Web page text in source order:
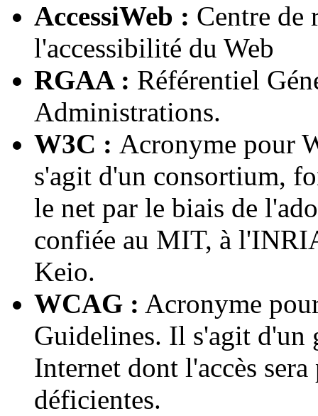
AccessiWeb : Centre de
l'accessibilité du Web
RGAA : Référentiel
Administrations.
W3C : Acronyme pour
s'agit d'un consortium,
le net par le biais de
confiée au MIT, à
Keio.
WCAG : Acronyme
Guidelines. Il s'agit d'un
Internet dont l'accès
déficientes.